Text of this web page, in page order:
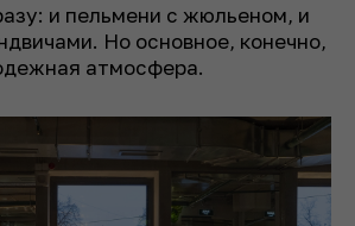
и пельмени с жюльеном, и
Но основное, конечно,
атмосфера.